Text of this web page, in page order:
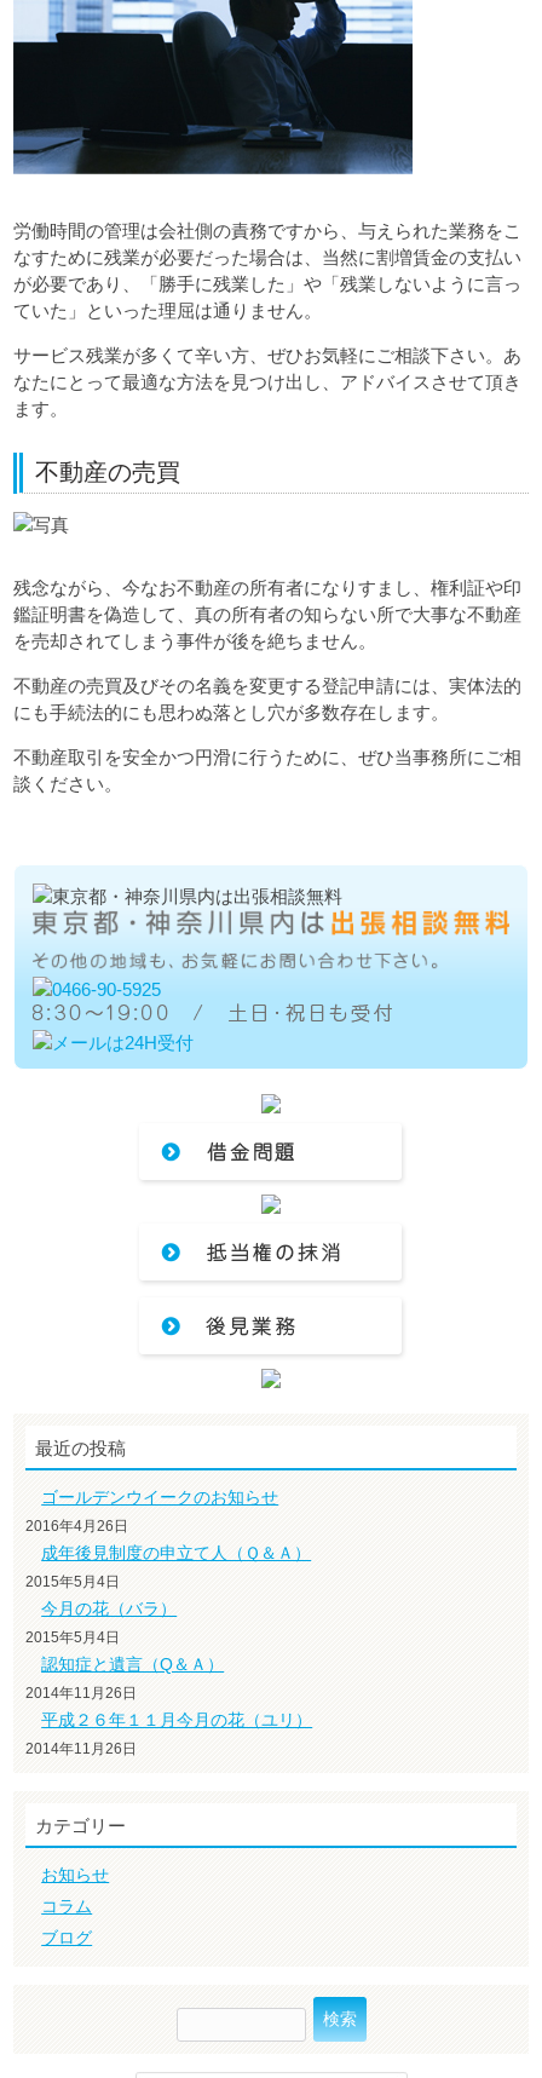
労働時間の管理は会社側の責務ですから、与えられた業務をこ
なすために残業が必要だった場合は、当然に割増賃金の支払い
が必要であり、「勝手に残業した」や「残業しないように言っ
ていた」といった理屈は通りません。
サービス残業が多くて辛い方、ぜひお気軽にご相談下さい。あ
なたにとって最適な方法を見つけ出し、アドバイスさせて頂き
ます。
不動産の売買
残念ながら、今なお不動産の所有者になりすまし、権利証や印
鑑証明書を偽造して、真の所有者の知らない所で大事な不動産
を売却されてしまう事件が後を絶ちません。
不動産の売買及びその名義を変更する登記申請には、実体法的
にも手続法的にも思わぬ落とし穴が多数存在します。
不動産取引を安全かつ円滑に行うために、ぜひ当事務所にご相
談ください。
最近の投稿
ゴールデンウイークのお知らせ
2016年4月26日
成年後見制度の申立て人（Ｑ＆Ａ）
2015年5月4日
今月の花（バラ）
2015年5月4日
認知症と遺言（Q＆Ａ）
2014年11月26日
平成２６年１１月今月の花（ユリ）
2014年11月26日
カテゴリー
お知らせ
コラム
ブログ
検